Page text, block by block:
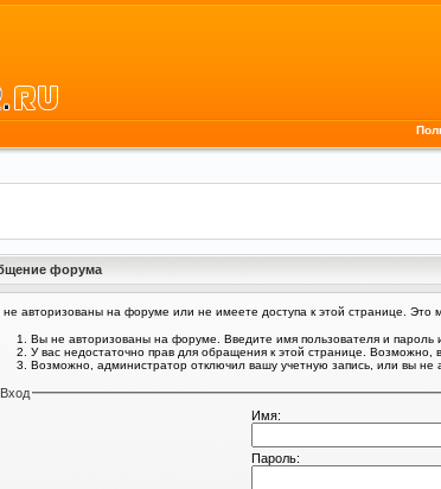
форума
авторизованы на форуме или не имеете доступа к этой странице. Это
Вы не авторизованы на форуме. Введите имя пользователя и пароль
У вас недостаточно прав для обращения к этой странице. Возможно,
Возможно, администратор отключил вашу учетную запись, или вы не
Вход
Имя:
Пароль: